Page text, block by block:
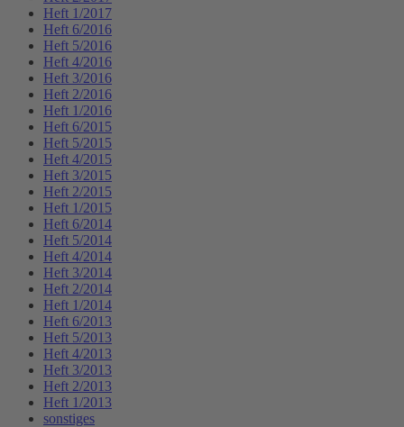
Heft 1/2017
Heft 6/2016
Heft 5/2016
Heft 4/2016
Heft 3/2016
Heft 2/2016
Heft 1/2016
Heft 6/2015
Heft 5/2015
Heft 4/2015
Heft 3/2015
Heft 2/2015
Heft 1/2015
Heft 6/2014
Heft 5/2014
Heft 4/2014
Heft 3/2014
Heft 2/2014
Heft 1/2014
Heft 6/2013
Heft 5/2013
Heft 4/2013
Heft 3/2013
Heft 2/2013
Heft 1/2013
sonstiges